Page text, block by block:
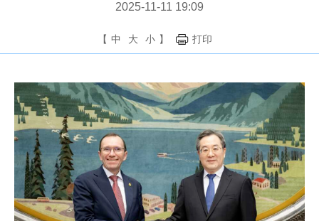
2025-11-11 19:09
【 中 大 小 】 打印